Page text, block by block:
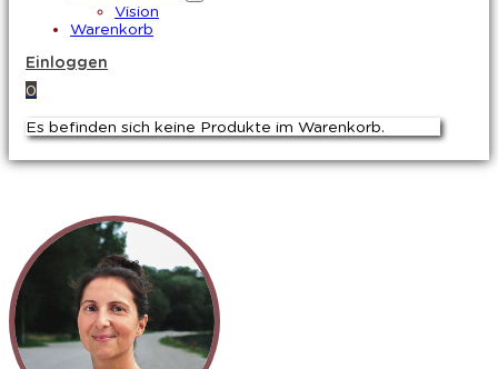
Vision
Warenkorb
Einloggen
0
Es befinden sich keine Produkte im Warenkorb.